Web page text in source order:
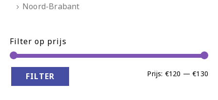
Noord-Brabant
Filter op prijs
FILTER Prijs: €120 —€130